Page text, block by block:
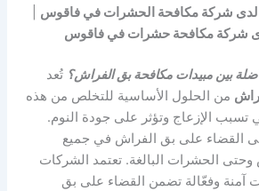
لدى شركة مكافحة الحشرات في فاقوس
شركة مكافحة حشرات في فاقوس
بين مبيدات مكافحة بق الفراش؟ تُعد
من الحلول الأساسية للتخلص من هذه
تسبب الإزعاج وتؤثر على جودة النوم.
القضاء على بق الفراش في جميع
وحتى الحشرات البالغة. تعتمد الشركات
آمنة وفعّالة تضمن القضاء على بق